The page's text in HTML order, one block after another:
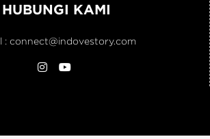
HUBUNGI KAMI
: connect@indovestory.com